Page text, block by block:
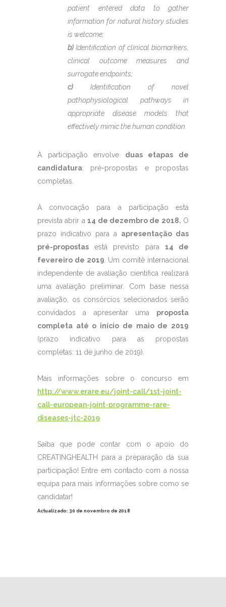
patient entered data to gather
information for natural history studies
is welcome;
b) Identification of clinical biomarkers,
clinical outcome measures and
surrogate endpoints;
c) Identification of novel
pathophysiological pathways in
appropriate disease models that
effectively mimic the human condition.
A participação envolve duas etapas de
candidatura: pré-propostas e propostas
completas.
A convocação para a participação está
prevista abrir a14 de dezembro de 2018. O
prazo indicativo para a apresentação das
pré-propostas está previsto para 14 de
fevereiro de 2019 . Um comitê internacional
independente de avaliação científica realizará
uma avaliação preliminar. Com base nessa
avaliação, os consórcios selecionados serão
convidados a apresentar uma proposta
completa até o início de maio de 2019
(prazo indicativo para as propostas
completas: 11 de junho de 2019).
Mais informações sobre o concurso em
http://www.erare.eu/joint-call/1st-joint-
call-european-joint-programme-rare-
diseases-jtc-2019
Saiba que pode contar com o apoio do
CREATINGHEALTH para a preparação da sua
participação! Entre em contacto com a nossa
equipa para mais informações sobre como se
candidatar!
Actualizado: 30 de novembro de 2018